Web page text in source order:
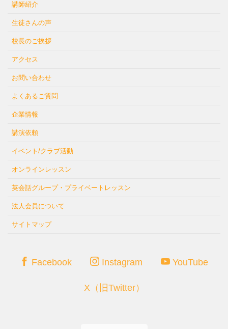
講師紹介
生徒さんの声
校長のご挨拶
アクセス
お問い合わせ
よくあるご質問
企業情報
講演依頼
イベント/クラブ活動
オンラインレッスン
英会話グループ・プライベートレッスン
法人会員について
サイトマップ
Facebook Instagram YouTube
X（旧Twitter）